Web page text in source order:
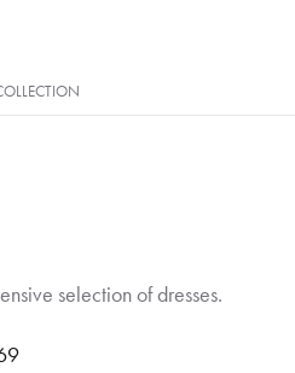
selection of dresses.